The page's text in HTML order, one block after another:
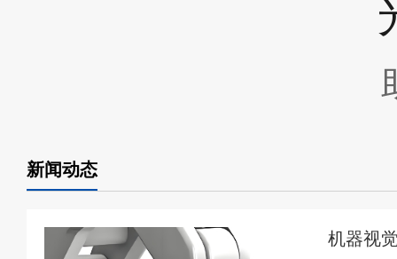
新闻动态
机器视